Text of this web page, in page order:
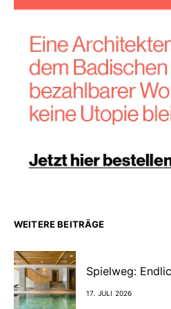
WEITERE BEITRÄGE
Spielweg:
17. JULI 2026